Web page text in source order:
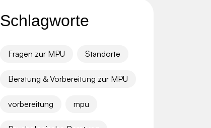
Schlagworte
Fragen zur MPU Standorte
Beratung & Vorbereitung zur MPU
vorbereitung mpu